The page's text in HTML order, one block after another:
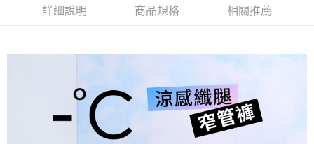
【大哥付你分期使用說明】
1.本服務由台灣大哥大提供，台灣大哥大用戶可立即使用無須另外申請。
成交易。
消。如遇「轉專審核」未通過狀況，表示未達大哥付你分期系統評分，恕無
【繳款方式說明】
1.分期款項不併入電信帳單，「大哥付你分期」於每月結算日後寄送繳費提
AFTEE先享後付
１．簡單：不需註冊會員、不需綁卡、不需儲值。
２．便利：只要手機號碼，簡訊認證，即可結帳。
３．安心：先確認商品／服務後，再付款。
【「AFTEE先享後付」結帳流程】
全家取貨付款
每筆NT$120，滿NT$2,000(含以上)免運費
詳細說明 商品規格 相關推薦